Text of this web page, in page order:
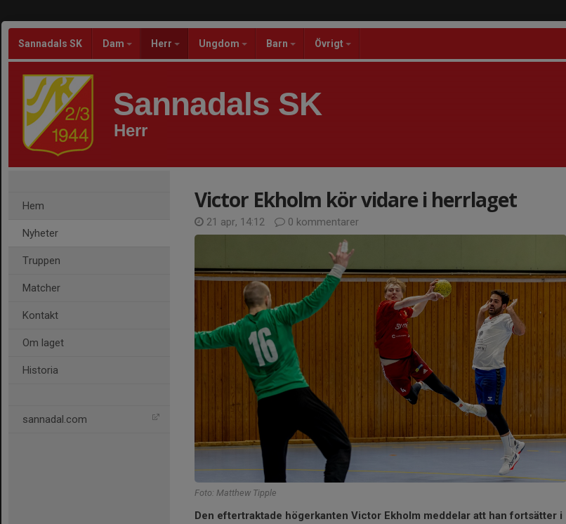
Sannadals SK Dam Herr Ungdom Barn Övrigt
Sannadals SK
Herr
Hem
Nyheter
Truppen
Matcher
Kontakt
Om laget
Historia
sannadal.com
Victor Ekholm kör vidare i herrlaget
21 apr, 14:12 0 kommentarer
Foto: Matthew Tipple
Den eftertraktade högerkanten Victor Ekholm meddelar att han fortsätter i